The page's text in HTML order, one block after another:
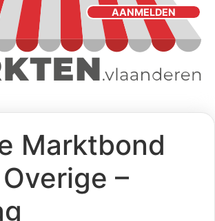
AANMELDEN
Marktbond
–